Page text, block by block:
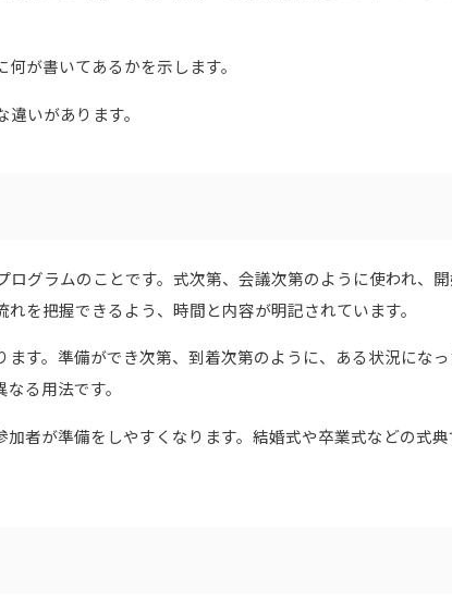
が書いてあるかを示します。
いがあります。
グラムのことです。式次第、会議次第のように使われ、
を把握できるよう、時間と内容が明記されています。
す。準備ができ次第、到着次第のように、ある状況にな
る用法です。
者が準備をしやすくなります。結婚式や卒業式などの式